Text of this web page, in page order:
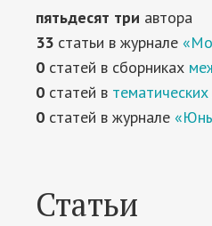
пятьдесят три автора
33 статьи в журнале
0 статей в сборниках
0 статей в
0 статей в журнале
Статьи